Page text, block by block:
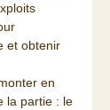
et obtenir
en
la partie : le